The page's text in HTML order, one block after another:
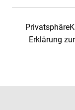
Privatsphäre
Erklärung